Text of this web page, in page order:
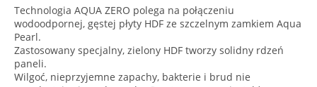
Technologia AQUA ZERO polega na połączeniu
wodoodpornej, gęstej płyty HDF ze szczelnym zamkiem Aqua
Pearl.
Zastosowany specjalny, zielony HDF tworzy solidny rdzeń
paneli.
Wilgoć, nieprzyjemne zapachy, bakterie i brud nie